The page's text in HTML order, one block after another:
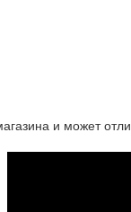
и может